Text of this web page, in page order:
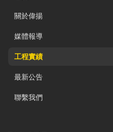
關於偉揚
媒體報導
工程實績
最新公告
聯繫我們